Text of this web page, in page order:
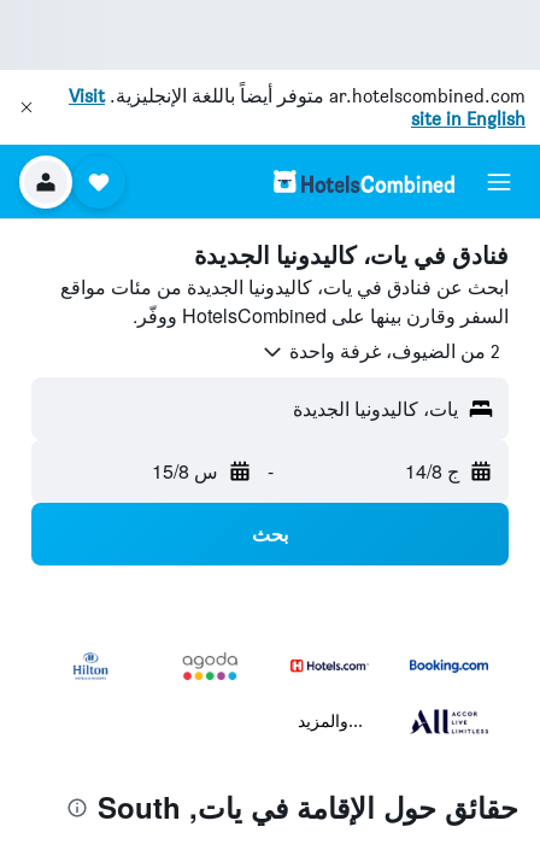
ar.hotelscombined.com متوفر أيضاً باللغة الإنجليزية.Visit
site in English
فنادق في يات، كاليدونيا الجديدة
ابحث عن فنادق في يات، كاليدونيا الجديدة من مئات مواقع
السفر وقارن بينها على HotelsCombined ووفّر.
2 من الضيوف، غرفة واحدة
يات، كاليدونيا الجديدة
ج 14/8 - س 15/8
بحث
...والمزيد
حقائق حول الإقامة في يات, South